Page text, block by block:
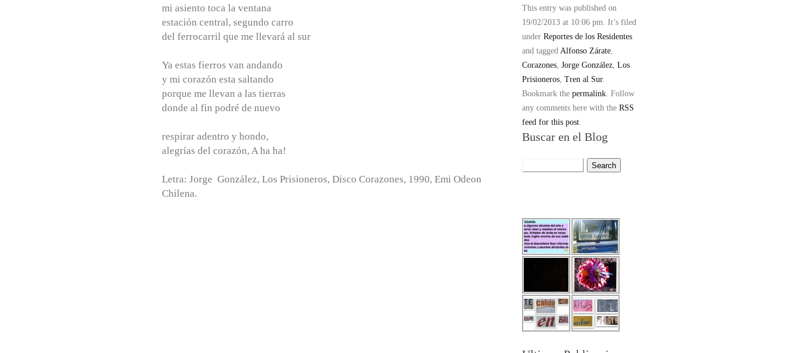
mi asiento toca la ventana
estación central, segundo carro
del ferrocarril que me llevará al sur
Ya estas fierros van andando
y mi corazón esta saltando
porque me llevan a las tierras
donde al fin podré de nuevo
respirar adentro y hondo,
alegrías del corazón, A ha ha!
Letra: Jorge González, Los Prisioneros, Disco Corazones, 1990, Emi Odeon
Chilena.
This entry was published on
19/02/2013 at 10:06 pm. It’s filed
under Reportes de los Residentes
and tagged Alfonso Zárate,
Corazones, Jorge González, Los
Prisioneros, Tren al Sur.
Bookmark the permalink. Follow
any comments here with the RSS
feed for this post.
Buscar en el Blog